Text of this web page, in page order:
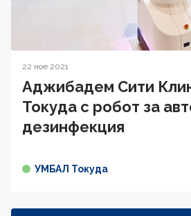
22 ное 2021
Аджибадем Сити
Токуда с робот за
дезинфекция
УМБАЛ Токуда